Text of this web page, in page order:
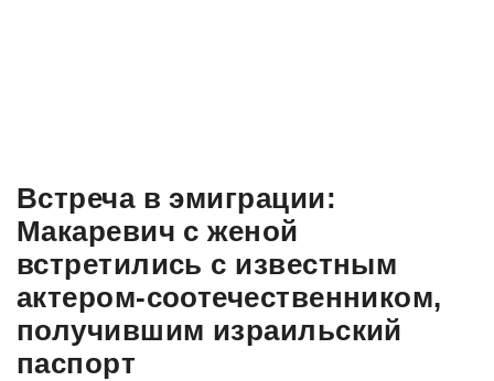
Встреча в эмиграции:
Макаревич с женой
встретились с известным
актером-соотечественником,
получившим израильский
паспорт